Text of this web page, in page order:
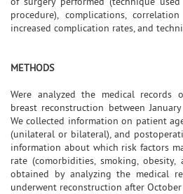
procedure), complications,
increased complication rates, and
METHODS
Were analyzed the medical records
breast reconstruction between
We collected information on patient
(unilateral or bilateral), and
information about which risk factors
rate (comorbidities, smoking,
obtained by analyzing the medical
underwent reconstruction after October